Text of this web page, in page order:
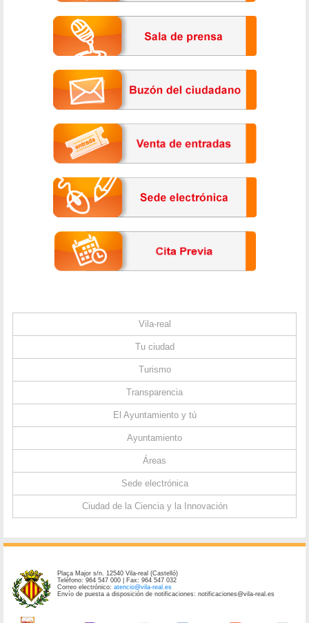
Vila-real
Tu ciudad
Turismo
Transparencia
El Ayuntamiento y tú
Ayuntamiento
Áreas
Sede electrónica
Ciudad de la Ciencia y la Innovación
Plaça Major s/n. 12540 Vila-real (Castelló)
Teléfono: 964 547 000 | Fax: 964 547 032
Correo electrónico:atencio@vila-real.es
Envío de puesta a disposición de notificaciones: notificaciones@vila-real.es